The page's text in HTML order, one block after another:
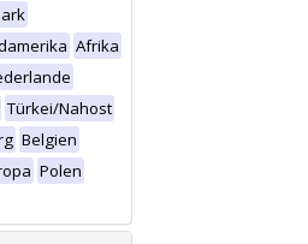
Afrika
Türkei/Nahost
Belgien
Polen